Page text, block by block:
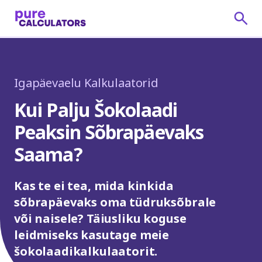
Igapäevaelu Kalkulaatorid
Kui Palju Šokolaadi
Peaksin Sõbrapäevaks
Saama?
Kas te ei tea, mida kinkida
sõbrapäevaks oma tüdruksõbrale
või naisele? Täiusliku koguse
leidmiseks kasutage meie
šokolaadikalkulaatorit.